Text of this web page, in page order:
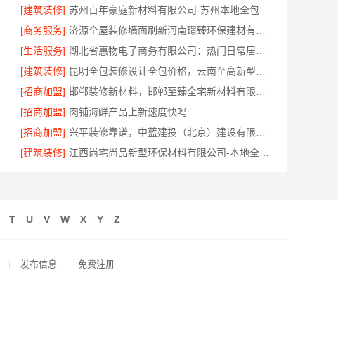
[建筑装修]
[商务服务]
[生活服务]
[建筑装修]
[招商加盟]
[招商加盟] 肉铺海鲜产品上新速度快吗
[招商加盟]
[建筑装修]
T U V W X Y Z
发布信息 免费注册